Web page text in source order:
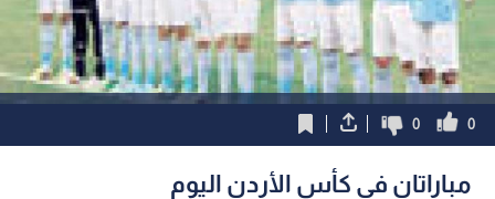
0
0
مباراتان في كأس الأردن اليوم